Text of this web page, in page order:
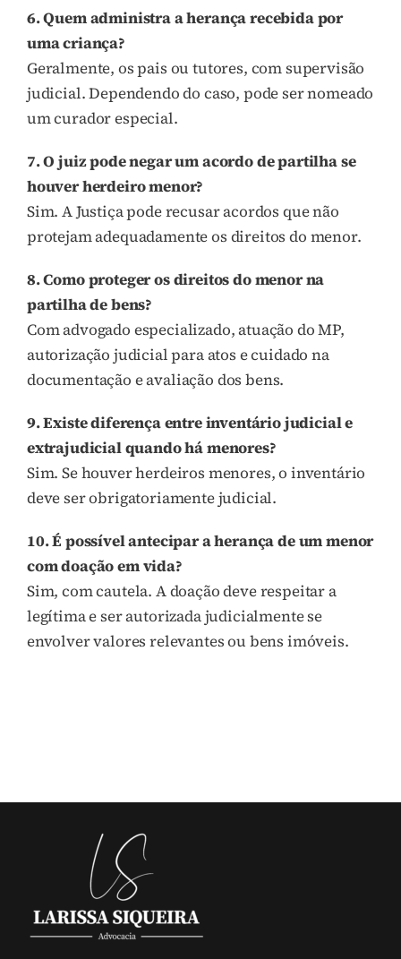
6. Quem administra a herança recebida por
uma criança?
Geralmente, os pais ou tutores, com supervisão
judicial. Dependendo do caso, pode ser nomeado
um curador especial.
7. O juiz pode negar um acordo de partilha se
houver herdeiro menor?
Sim. A Justiça pode recusar acordos que não
protejam adequadamente os direitos do menor.
8. Como proteger os direitos do menor na
partilha de bens?
Com advogado especializado, atuação do MP,
autorização judicial para atos e cuidado na
documentação e avaliação dos bens.
9. Existe diferença entre inventário judicial e
extrajudicial quando há menores?
Sim. Se houver herdeiros menores, o inventário
deve ser obrigatoriamente judicial.
10. É possível antecipar a herança de um menor
com doação em vida?
Sim, com cautela. A doação deve respeitar a
legítima e ser autorizada judicialmente se
envolver valores relevantes ou bens imóveis.